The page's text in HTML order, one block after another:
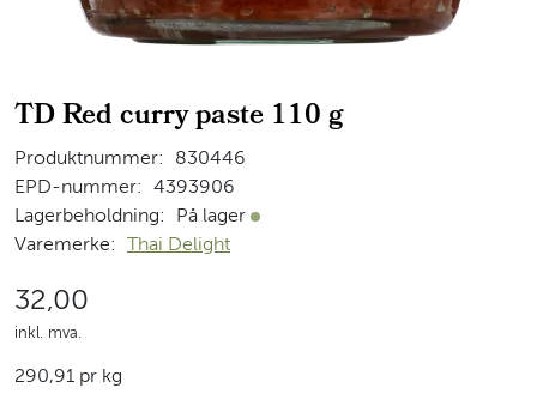
TD Red curry paste 110 g
Produktnummer:
830446
EPD-nummer:
4393906
Lagerbeholdning:
På lager På lager
Varemerke: Thai Delight
32,00
inkl. mva.
290,91 pr kg